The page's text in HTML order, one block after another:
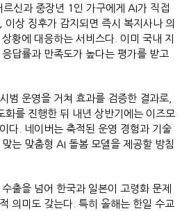
르신과 중장년 1인 가구에게 AI가 직접
이상 징후가 감지되면 즉시 복지사나 의
황에 대응하는 서비스다. 이미 국내 지
답률과 만족도가 높다는 평가를 받고
범 운영을 거쳐 효과를 검증한 결과로,
화를 진행한 뒤 내년 상반기에는 이즈모
다. 네이버는 축적된 운영 경험과 기술
는 맞춤형 AI 돌봄 모델을 제공할 방침
출을 넘어 한국과 일본이 고령화 문제
의미도 갖는다. 특히 올해는 한일 수교